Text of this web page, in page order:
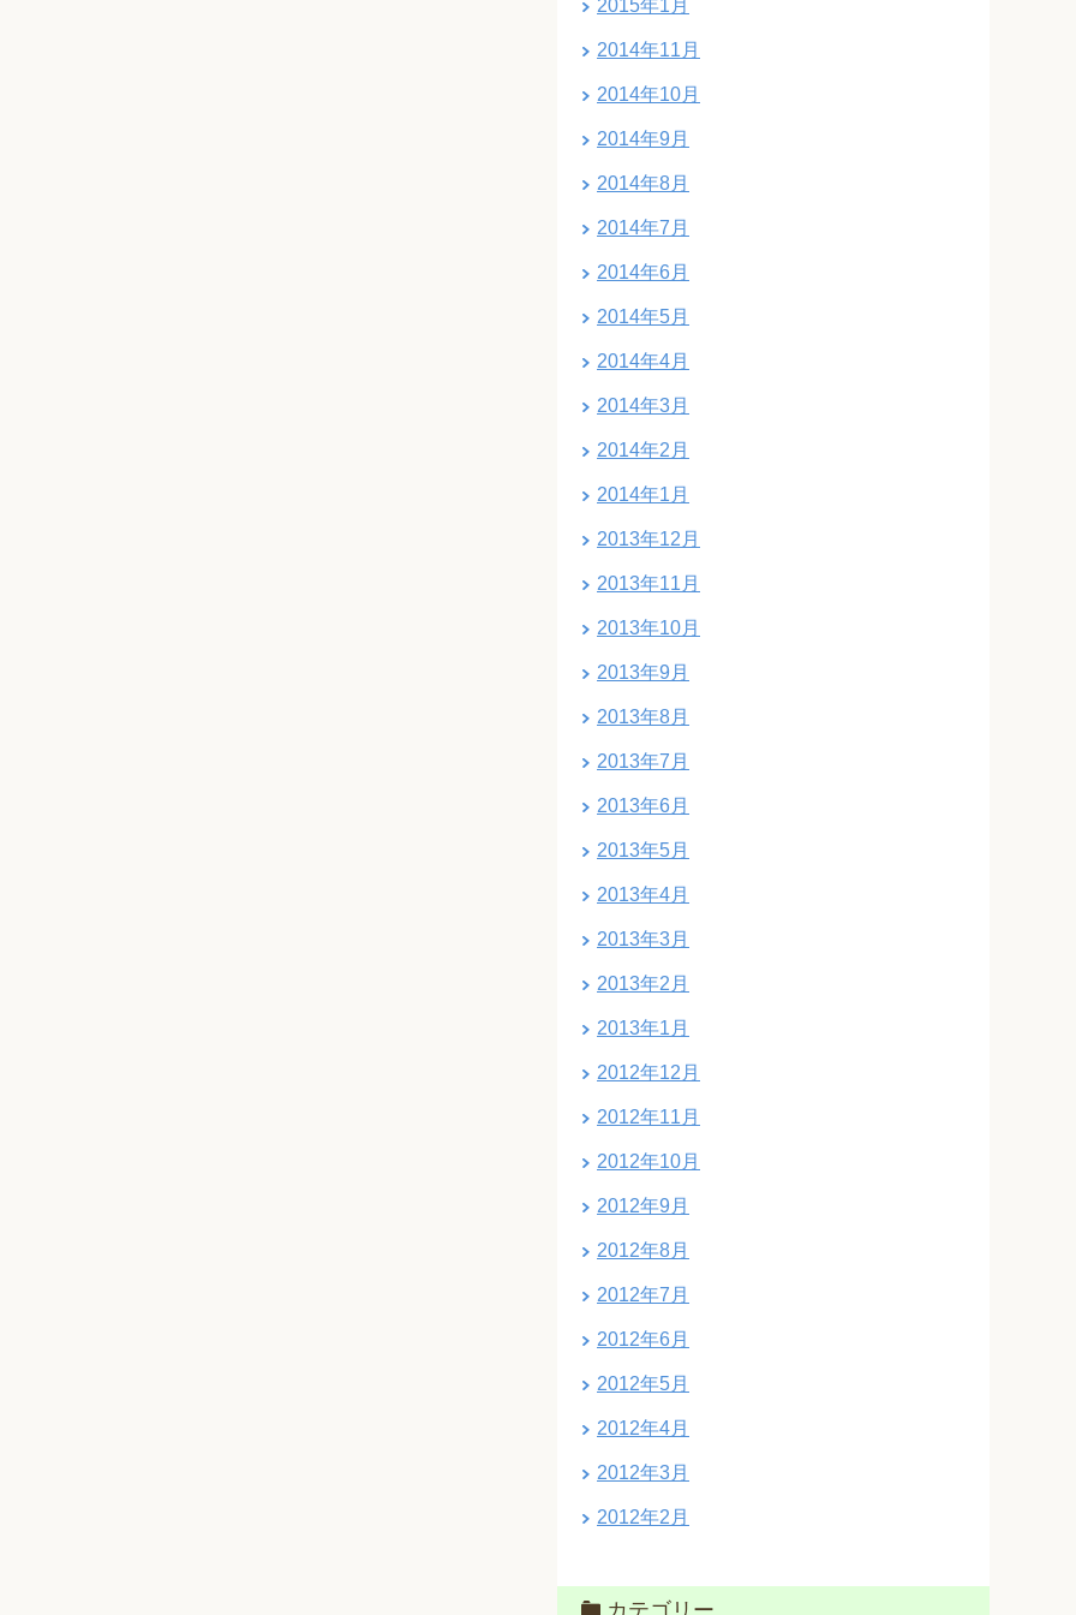
2015年1月
2014年11月
2014年10月
2014年9月
2014年8月
2014年7月
2014年6月
2014年5月
2014年4月
2014年3月
2014年2月
2014年1月
2013年12月
2013年11月
2013年10月
2013年9月
2013年8月
2013年7月
2013年6月
2013年5月
2013年4月
2013年3月
2013年2月
2013年1月
2012年12月
2012年11月
2012年10月
2012年9月
2012年8月
2012年7月
2012年6月
2012年5月
2012年4月
2012年3月
2012年2月
カテゴリー